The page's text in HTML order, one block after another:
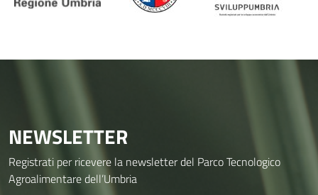
NEWSLETTER
Registrati per ricevere la newsletter del Parco Tecnologico
Agroalimentare dell’Umbria